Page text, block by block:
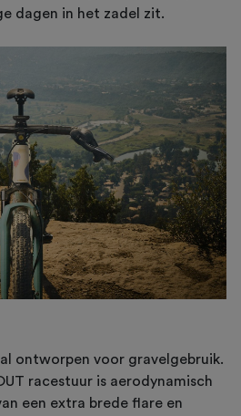
dagen in het zadel zit.
ontworpen voor gravelgebruik.
racestuur is aerodynamisch
een extra brede flare en